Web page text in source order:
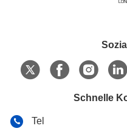
Schnelle
Tel